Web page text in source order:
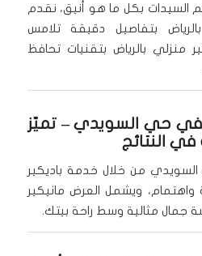
السيدات بكل ما هو أنيق، نقدم
بتفاصيل دقيقة تلامس
بالرياض بتقنيات تحافظ
في حي السويدي– تميّز
النتائج
من خلال خدمة باديكير
ويشمل العرض مانيكير
جمال مثالية وسط راحة بيتك.